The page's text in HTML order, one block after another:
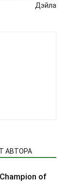
Дэйла
АВТОРА
of